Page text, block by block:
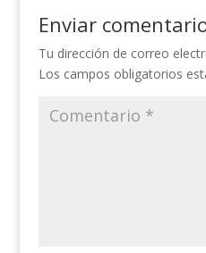
Enviar
Tu dirección de correo
Los campos obligatorios